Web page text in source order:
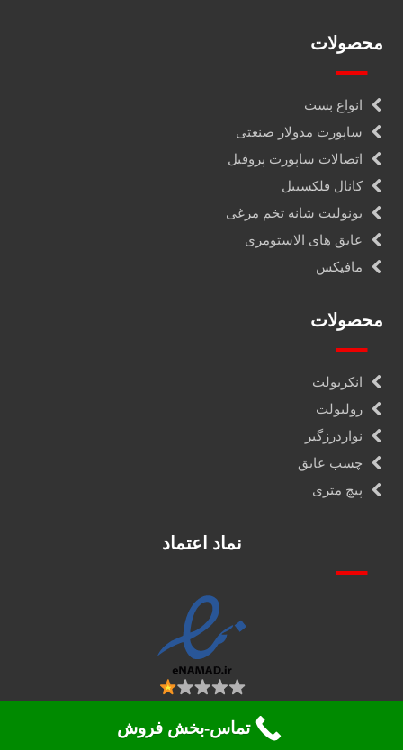
محصولات
انواع بست
ساپورت مدولار صنعتی
اتصالات ساپورت پروفیل
کانال فلکسیبل
یونولیت شانه تخم مرغی
عایق های الاستومری
مافیکس
محصولات
انکربولت
رولبولت
نواردرزگیر
چسب عایق
پیچ متری
نماد اعتماد
تماس-بخش فروش